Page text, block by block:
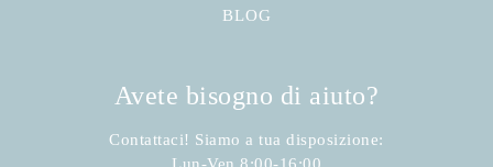
BLOG
Avete bisogno di aiuto?
Contattaci! Siamo a tua disposizione: